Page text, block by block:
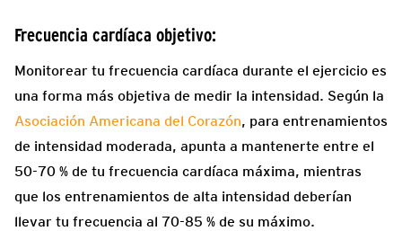
Frecuencia cardíaca objetivo:
Monitorear tu frecuencia cardíaca durante el ejercicio es
una forma más objetiva de medir la intensidad. Según la
Asociación Americana del Corazón, para entrenamientos
de intensidad moderada, apunta a mantenerte entre el
50-70 % de tu frecuencia cardíaca máxima, mientras
que los entrenamientos de alta intensidad deberían
llevar tu frecuencia al 70-85 % de su máximo.